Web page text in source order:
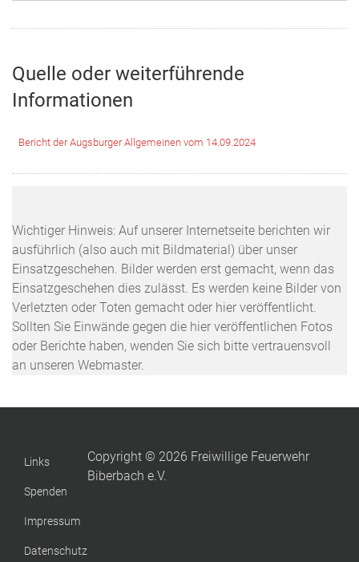
Quelle oder weiterführende
Informationen
Bericht der Augsburger Allgemeinen vom 14.09.2024
Wichtiger Hinweis: Auf unserer Internetseite berichten wir
ausführlich (also auch mit Bildmaterial) über unser
Einsatzgeschehen. Bilder werden erst gemacht, wenn das
Einsatzgeschehen dies zulässt. Es werden keine Bilder von
Verletzten oder Toten gemacht oder hier veröffentlicht.
Sollten Sie Einwände gegen die hier veröffentlichen Fotos
oder Berichte haben, wenden Sie sich bitte vertrauensvoll
an unseren Webmaster.
Links
Spenden
Impressum
Datenschutz
Copyright © 2026 Freiwillige Feuerwehr
Biberbach e.V.